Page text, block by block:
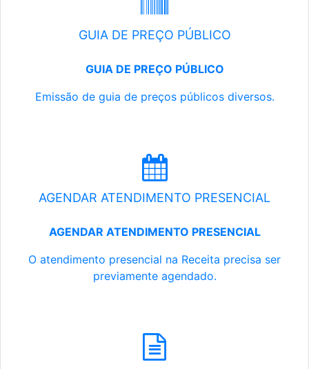
GUIA DE PREÇO PÚBLICO
GUIA DE PREÇO PÚBLICO
Emissão de guia de preços públicos diversos.
AGENDAR ATENDIMENTO PRESENCIAL
AGENDAR ATENDIMENTO PRESENCIAL
O atendimento presencial na Receita precisa ser
previamente agendado.